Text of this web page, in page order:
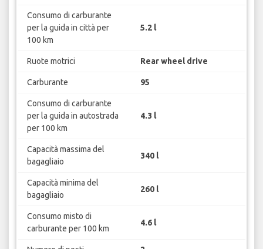
Consumo di carburante
per la guida in città per
100 km
5.2 l
Ruote motrici Rear wheel drive
Carburante 95
Consumo di carburante
per la guida in autostrada
per 100 km
4.3 l
Capacità massima del
bagagliaio
340 l
Capacità minima del
bagagliaio
260 l
Consumo misto di
carburante per 100 km
4.6 l